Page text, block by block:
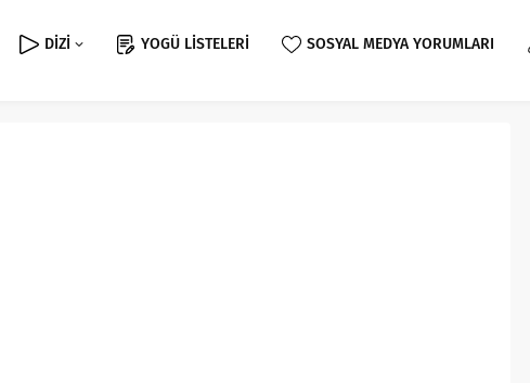
DİZİ YOGÜ LİSTELERİ SOSYAL MEDYA YORUMLARI